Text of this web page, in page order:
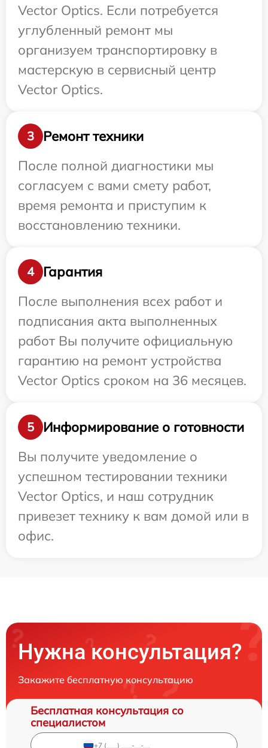
Vector Optics. Если потребуется
углубленный ремонт мы
организуем транспортировку в
мастерскую в сервисный центр
Vector Optics.
3
Ремонт техники
После полной диагностики мы
согласуем с вами смету работ,
время ремонта и приступим к
восстановлению техники.
4
Гарантия
После выполнения всех работ и
подписания акта выполненных
работ Вы получите официальную
гарантию на ремонт устройства
Vector Optics сроком на 36 месяцев.
5
Информирование о готовности
Вы получите уведомление о
успешном тестировании техники
Vector Optics, и наш сотрудник
привезет технику к вам домой или в
офис.
Нужна консультация?
Закажите бесплатную консультацию
Бесплатная консультация со
специалистом